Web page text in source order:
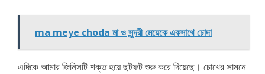
ma meye choda মা ও সুন্দরী মেয়েকে একসাথে চোদা
এদিকে আমার জিনিসটি শক্ত হয়ে ছটফট শুরু করে দিয়েছে। চোখের সামনে